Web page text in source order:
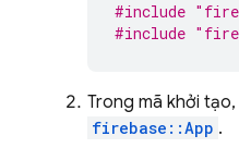
#include
#include
Trong mã khởi
firebase::App .